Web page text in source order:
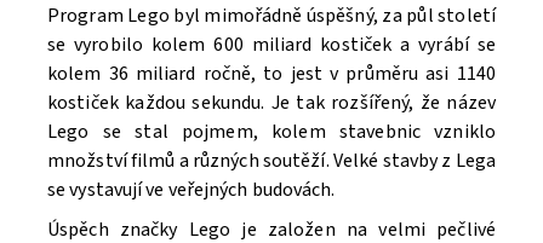
Program Lego byl mimořádně úspěšný, za půl století
se vyrobilo kolem 600 miliard kostiček a vyrábí se
kolem 36 miliard ročně, to jest v průměru asi 1140
kostiček každou sekundu. Je tak rozšířený, že název
Lego se stal pojmem, kolem stavebnic vzniklo
množství filmů a různých soutěží. Velké stavby z Lega
se vystavují ve veřejných budovách.
Úspěch značky Lego je založen na velmi pečlivé